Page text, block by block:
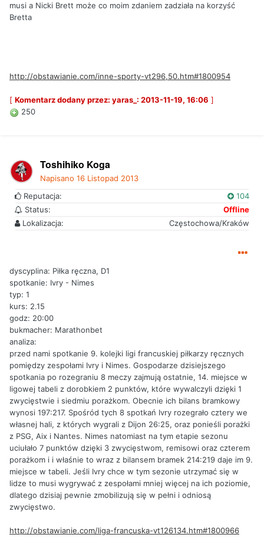
musi a Nicki Brett może co moim zdaniem zadziała na korzyść
Bretta
http://obstawianie.com/inne-sporty-vt296,50.htm#1800954
[ Komentarz dodany przez: yaras_: 2013-11-19, 16:06 ]
250
Toshihiko Koga
Napisano 16 Listopad 2013
Reputacja:
104
Status:
Offline
Lokalizacja:
Częstochowa/Kraków
dyscyplina: Piłka ręczna, D1
spotkanie: Ivry - Nimes
typ: 1
kurs: 2.15
godz: 20:00
bukmacher: Marathonbet
analiza:
przed nami spotkanie 9. kolejki ligi francuskiej piłkarzy ręcznych
pomiędzy zespołami Ivry i Nimes. Gospodarze dzisiejszego
spotkania po rozegraniu 8 meczy zajmują ostatnie, 14. miejsce w
ligowej tabeli z dorobkiem 2 punktów, które wywalczyli dzięki 1
zwycięstwie i siedmiu porażkom. Obecnie ich bilans bramkowy
wynosi 197:217. Spośród tych 8 spotkań Ivry rozegrało cztery we
własnej hali, z których wygrali z Dijon 26:25, oraz ponieśli porażki
z PSG, Aix i Nantes. Nimes natomiast na tym etapie sezonu
uciułało 7 punktów dzięki 3 zwycięstwom, remisowi oraz czterem
porażkom i i właśnie to wraz z bilansem bramek 214:219 daje im 9.
miejsce w tabeli. Jeśli Ivry chce w tym sezonie utrzymać się w
lidze to musi wygrywać z zespołami mniej więcej na ich poziomie,
dlatego dzisiaj pewnie zmobilizują się w pełni i odniosą
zwycięstwo.
http://obstawianie.com/liga-francuska-vt126134.htm#1800966